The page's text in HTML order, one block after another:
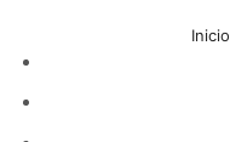
Inicio